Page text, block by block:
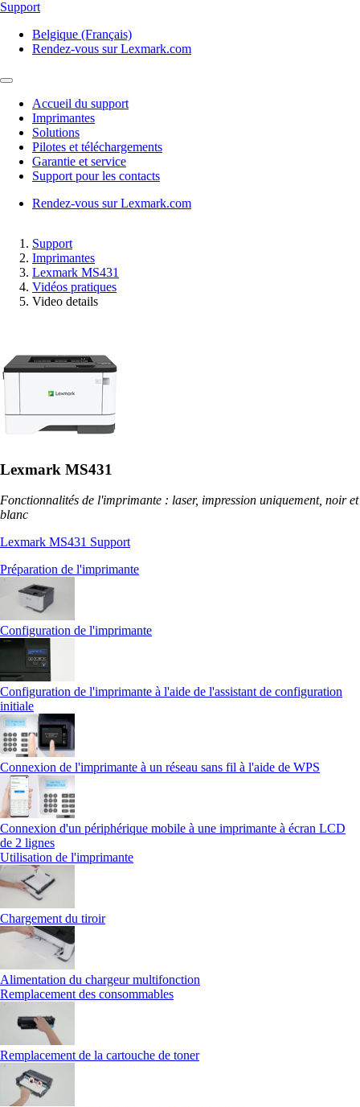
Support
Belgique (Français)
Rendez-vous sur Lexmark.com
Accueil du support
Imprimantes
Solutions
Pilotes et téléchargements
Garantie et service
Support pour les contacts
Rendez-vous sur Lexmark.com
Support
Imprimantes
Lexmark MS431
Vidéos pratiques
Video details
Lexmark MS431
Fonctionnalités de l'imprimante : laser, impression uniquement, noir et
blanc
Lexmark MS431 Support
Préparation de l'imprimante
Configuration de l'imprimante
Configuration de l'imprimante à l'aide de l'assistant de configuration
initiale
Connexion de l'imprimante à un réseau sans fil à l'aide de WPS
Connexion d'un périphérique mobile à une imprimante à écran LCD
de 2 lignes
Utilisation de l'imprimante
Chargement du tiroir
Alimentation du chargeur multifonction
Remplacement des consommables
Remplacement de la cartouche de toner